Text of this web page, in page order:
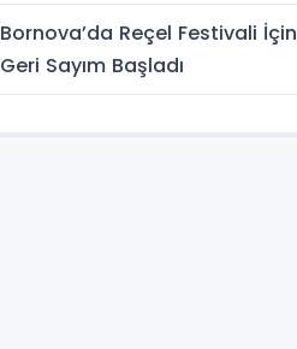
Bornova’da Reçel Festivali İçin
Geri Sayım Başladı